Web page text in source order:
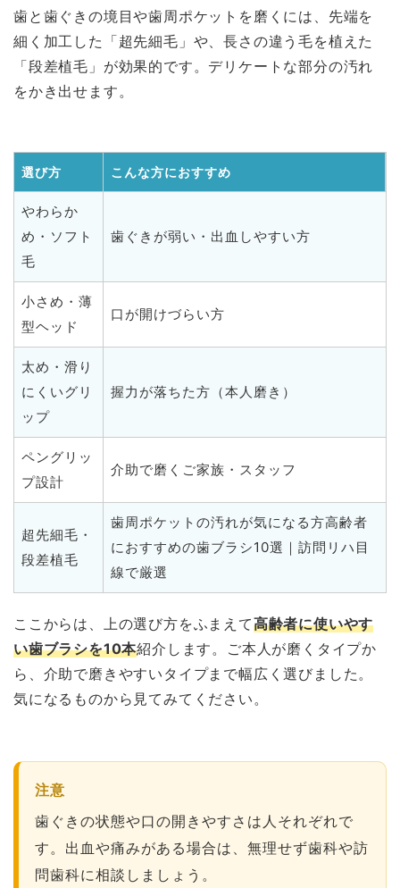
歯と歯ぐきの境目や歯周ポケットを磨くには、先端を
細く加工した「超先細毛」や、長さの違う毛を植えた
「段差植毛」が効果的です。デリケートな部分の汚れ
をかき出せます。
選び方 こんな方におすすめ
やわらか
め・ソフト
毛
歯ぐきが弱い・出血しやすい方
小さめ・薄
型ヘッド
口が開けづらい方
太め・滑り
にくいグリ
ップ
握力が落ちた方（本人磨き）
ペングリッ
プ設計
介助で磨くご家族・スタッフ
超先細毛・
段差植毛
歯周ポケットの汚れが気になる方高齢者
におすすめの歯ブラシ10選｜訪問リハ目
線で厳選
ここからは、上の選び方をふまえて高齢者に使いやす
い歯ブラシを10本紹介します。ご本人が磨くタイプか
ら、介助で磨きやすいタイプまで幅広く選びました。
気になるものから見てみてください。
注意
歯ぐきの状態や口の開きやすさは人それぞれで
す。出血や痛みがある場合は、無理せず歯科や訪
問歯科に相談しましょう。